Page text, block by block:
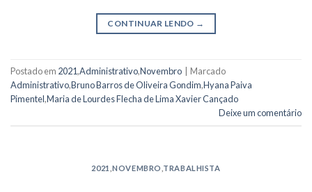
CONTINUAR LENDO →
Postado em 2021,Administrativo,Novembro
Marcado
Administrativo,Bruno Barros de Oliveira Gondim,Hyana Paiva
Pimentel,Maria de Lourdes Flecha de Lima Xavier Cançado
Deixe um comentário
2021 ,NOVEMBRO TRABALHISTA